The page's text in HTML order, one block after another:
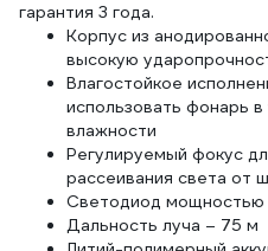
гарантия 3 года.
Корпус из
высокую
Влагостойкое
использовать фонарь
влажности
Регулируемый фокус
рассеивания света от
Светодиод мощностью
Дальность луча – 75 м